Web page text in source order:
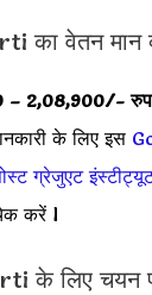
का वेतन मान
– 2,08,900/-
के लिए इस
ग्रेजुएट
करें l
के लिए चयन